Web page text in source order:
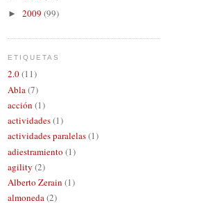
► 2009 (99)
ETIQUETAS
2.0(11)
Abla (7)
acción (1)
actividades(1)
actividades paralelas(1)
adiestramiento (1)
agility (2)
Alberto Zerain (1)
almoneda(2)